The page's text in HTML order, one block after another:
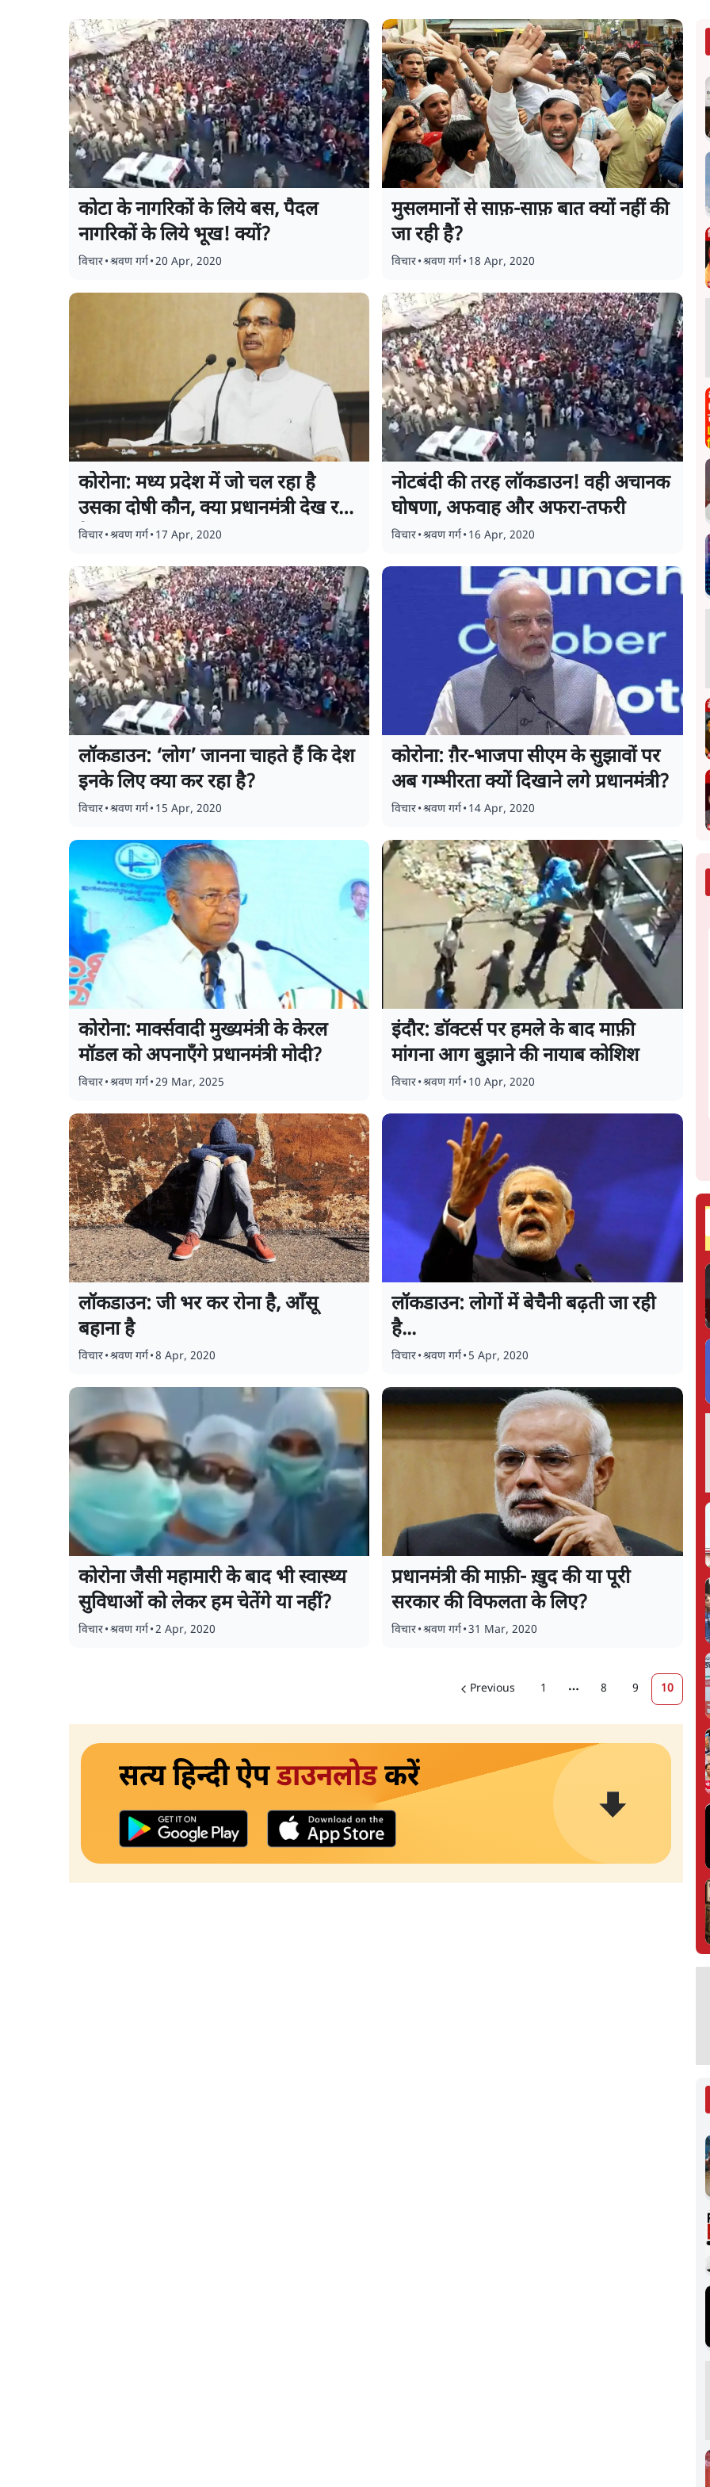
कोटा के नागरिकों के लिये बस, पैदल
नागरिकों के लिये भूख! क्यों?
विचार•श्रवण गर्ग•20 Apr, 2020
मुसलमानों से साफ़-साफ़ बात क्यों नहीं की
जा रही है?
विचार•श्रवण गर्ग• 18 Apr, 2020
कोरोना: मध्य प्रदेश में जो चल रहा है
उसका दोषी कौन, क्या प्रधानमंत्री देख रहे
हैं?
विचार•श्रवण गर्ग• 17 Apr, 2020
नोटबंदी की तरह लॉकडाउन! वही अचानक
घोषणा, अफवाह और अफरा-तफरी
विचार•श्रवण गर्ग• 16 Apr, 2020
लॉकडाउन: ‘लोग’ जानना चाहते हैं कि देश
इनके लिए क्या कर रहा है?
विचार•श्रवण गर्ग• 15 Apr, 2020
कोरोना: ग़ैर-भाजपा सीएम के सुझावों पर
अब गम्भीरता क्यों दिखाने लगे प्रधानमंत्री?
विचार•श्रवण गर्ग• 14 Apr, 2020
कोरोना: मार्क्सवादी मुख्यमंत्री के केरल
मॉडल को अपनाएँगे प्रधानमंत्री मोदी?
विचार•श्रवण गर्ग•29 Mar, 2025
इंदौर: डॉक्टर्स पर हमले के बाद माफ़ी
मांगना आग बुझाने की नायाब कोशिश
विचार•श्रवण गर्ग• 10 Apr, 2020
लॉकडाउन: जी भर कर रोना है, आँसू
बहाना है
विचार•श्रवण गर्ग•8 Apr, 2020
लॉकडाउन: लोगों में बेचैनी बढ़ती जा रही
है...
विचार•श्रवण गर्ग• 5 Apr, 2020
कोरोना जैसी महामारी के बाद भी स्वास्थ्य
सुविधाओं को लेकर हम चेतेंगे या नहीं?
विचार•श्रवण गर्ग•2 Apr, 2020
प्रधानमंत्री की माफ़ी- ख़ुद की या पूरी
सरकार की विफलता के लिए?
विचार•श्रवण गर्ग•31 Mar, 2020
Previous 1 More pages
8 9 10
सत्य हिन्दी ऐपडाउनलोडकरें